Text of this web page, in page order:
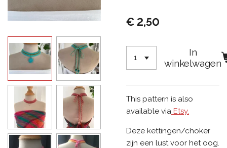
€ 2,50
In
winkelwagen
This pattern is also
available via Etsy.
Deze kettingen/choker
zijn een lust voor het oog.